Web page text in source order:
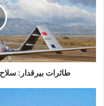
طائرات بيرقدار: